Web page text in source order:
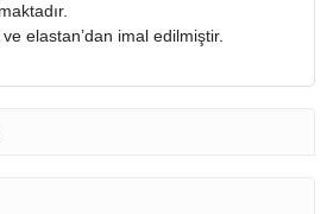
elastan’dan imal edilmiştir.